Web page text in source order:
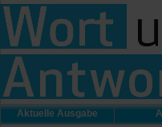
Aktuelle Ausgabe